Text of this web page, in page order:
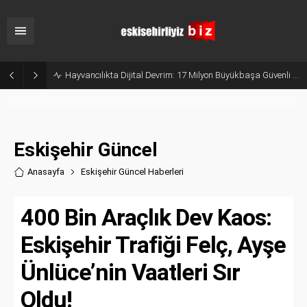
Geçmişten Geleceğe Bilimin Işığında Bir Yolculuk: Edebiyat Fakültesi
Eskişehir Güncel
Anasayfa Eskişehir Güncel Haberleri
400 Bin Araçlık Dev Kaos:
Eskişehir Trafiği Felç, Ayşe
Ünlüce’nin Vaatleri Sır
Oldu!